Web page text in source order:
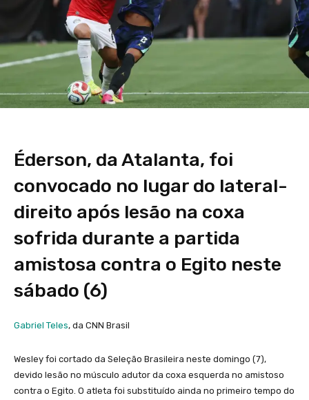
Éderson, da Atalanta, foi
convocado no lugar do lateral-
direito após lesão na coxa
sofrida durante a partida
amistosa contra o Egito neste
sábado (6)
Gabriel Teles, da CNN Brasil
Wesley foi cortado da Seleção Brasileira neste domingo (7),
devido lesão no músculo adutor da coxa esquerda no amistoso
contra o Egito. O atleta foi substituído ainda no primeiro tempo do